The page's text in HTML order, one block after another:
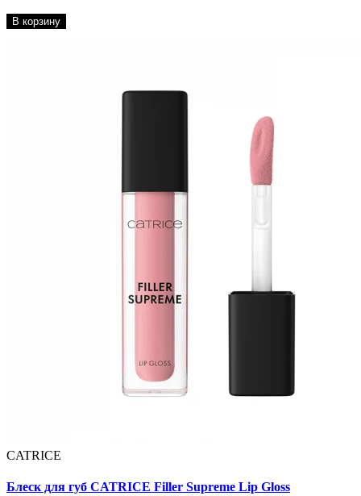
В корзину
CATRICE
Блеск для губ CATRICE Filler Supreme Lip Gloss